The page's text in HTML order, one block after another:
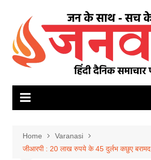
content
Home
Varanasi
जीआरपी : 20 लाख रुपये के 45 दुर्लभ कछुए बरामद